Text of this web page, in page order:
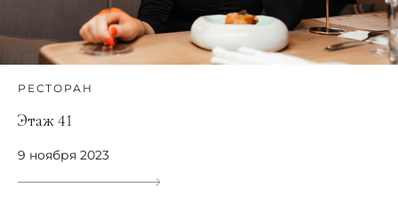
РЕСТОРАН
Этаж 41
9 ноября 2023